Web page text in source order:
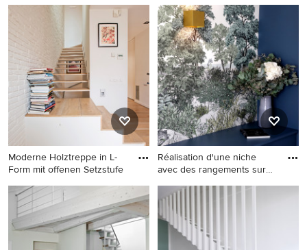
Mittelgroße Moderne
Metalltreppe in L-Form mit
Metall-Setzstufen und
Stahlgeländer in Paris
Mittelgroße Moderne
Betontreppe in L-Form mit
Beton-Setzstufen in Paris
Moderne Holztreppe in L-
Form mit offenen Setzstufe
Moderne Holztreppe in L-
Form mit offenen Setzstufen
in Barcelona
Réalisation d'une niche
avec des rangements sur
Mittelgroße Eklektische
Treppe in L-Form mit
Stahlgeländer und
Tapetenwänden in Paris